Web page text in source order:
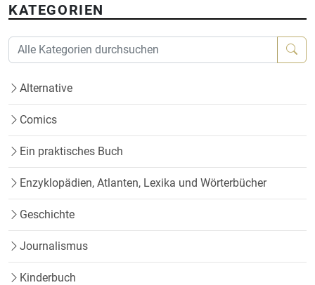
KATEGORIEN
Alternative
Comics
Ein praktisches Buch
Enzyklopädien, Atlanten, Lexika und Wörterbücher
Geschichte
Journalismus
Kinderbuch